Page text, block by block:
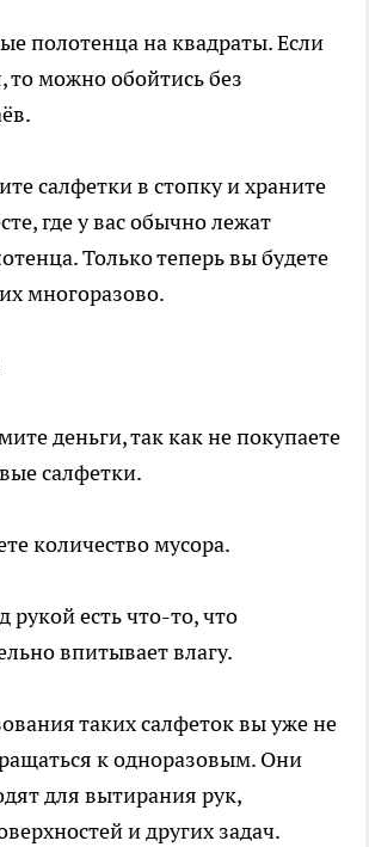
полотенца на квадраты. Если
то можно обойтись без
салфетки в стопку и храните
где у вас обычно лежат
Только теперь вы будете
многоразово.
деньги, так как не покупаете
салфетки.
количество мусора.
рукой есть что-то, что
впитывает влагу.
таких салфеток вы уже не
к одноразовым. Они
для вытирания рук,
и других задач.